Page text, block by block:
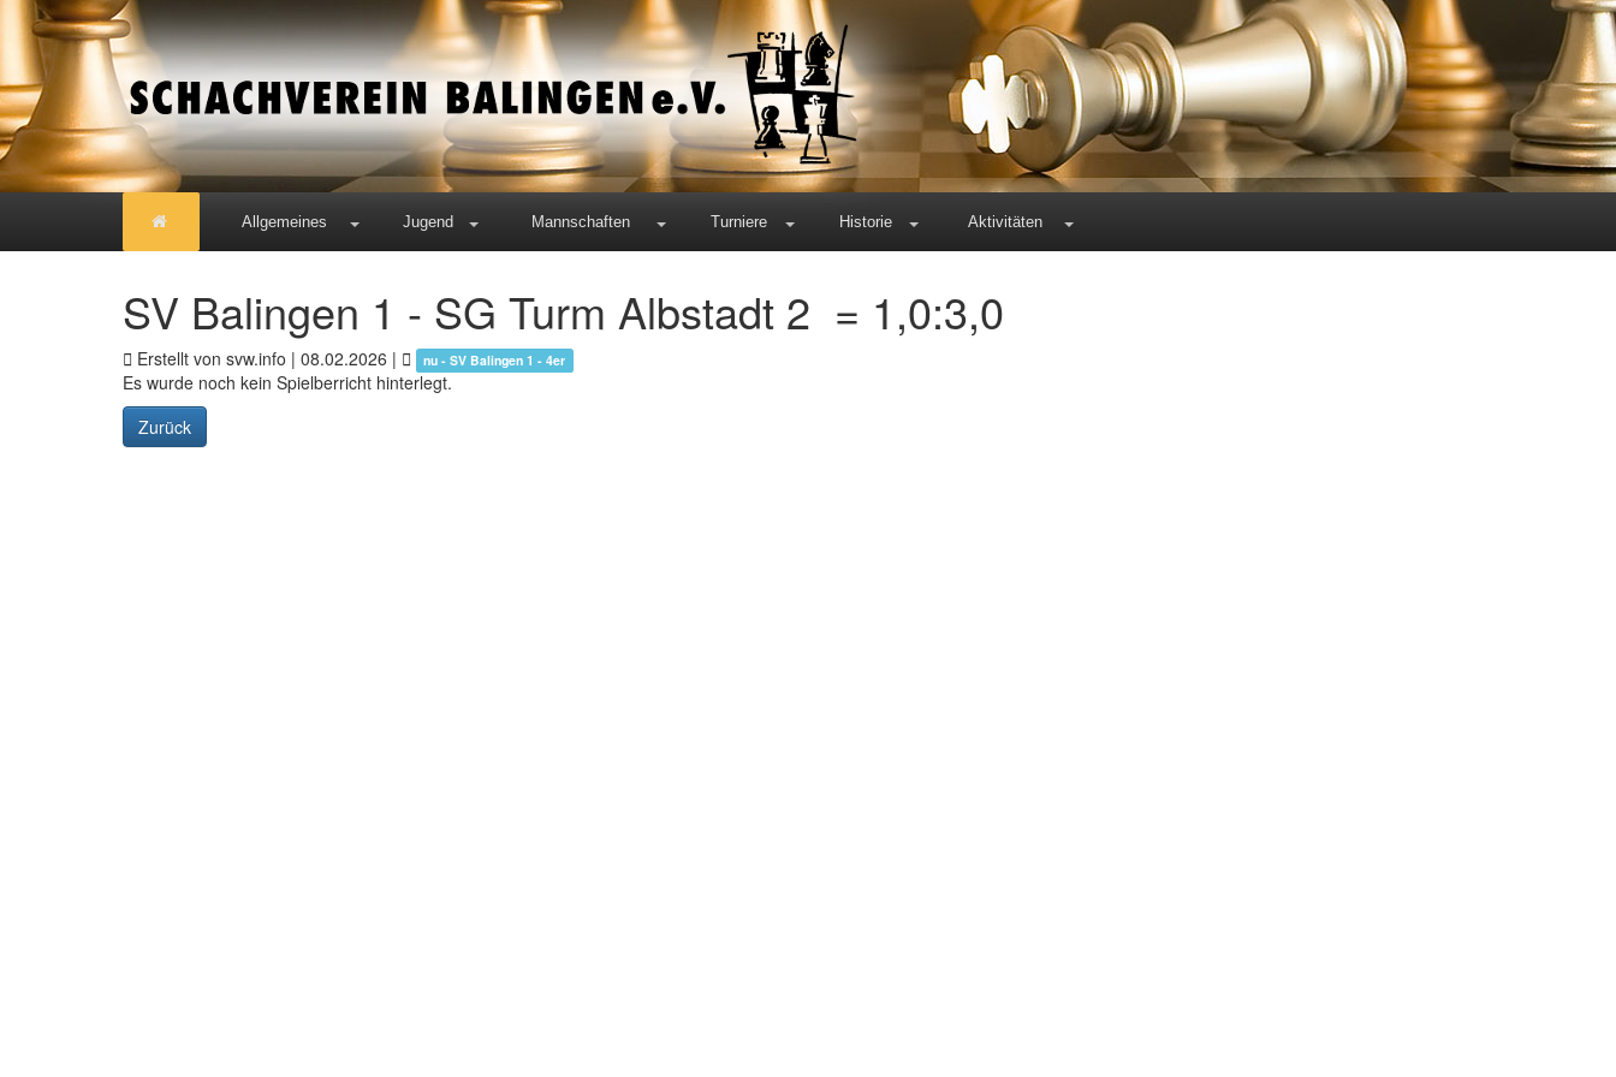
Allgemeines Jugend Mannschaften Turniere Historie Aktivitäten
SV Balingen 1 - SG Turm Albstadt 2 = 1,0:3,0
Erstellt von svw.info | 08.02.2026 | nu - SV Balingen 1 - 4er
Es wurde noch kein Spielberricht hinterlegt.
Zurück